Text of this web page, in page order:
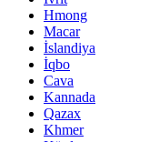
Hmong
Macar
İslandiya
İqbo
Cava
Kannada
Qazax
Khmer